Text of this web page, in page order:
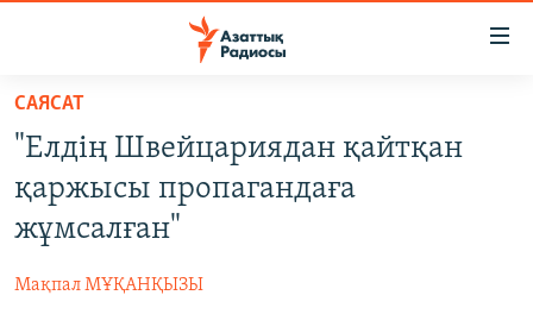
Skip
main
content
to
main
ЖАҢАЛЫҚТАР
САЯСАТ
AZATTYQTV
АДАМ ҚҰҚЫҚТАРЫ
САЯСАТ
"Елдің Швейцариядан қайтқан
қаржысы пропагандаға
жұмсалған"
Мақпал МҰҚАНҚЫЗЫ